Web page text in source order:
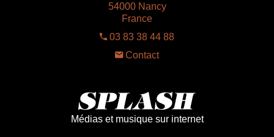
54000 Nancy
France
03 83 38 44 88
Contact
Médias et musique sur internet